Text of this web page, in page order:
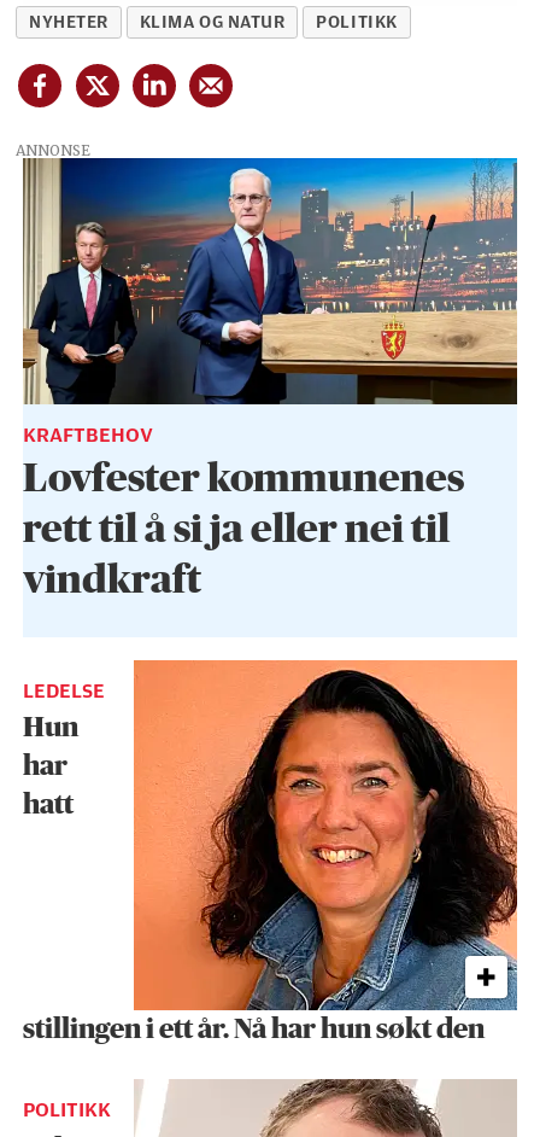
NYHETER KLIMA OG NATUR POLITIKK
ANNONSE
KRAFTBEHOV
Lovfester kommunenes
rett til å si ja eller nei til
vindkraft
LEDELSE
Hun
har
hatt
stillingen i ett år. Nå har hun søkt den
POLITIKK